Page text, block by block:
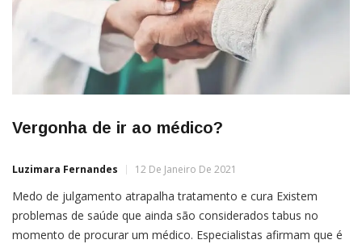
Vergonha de ir ao médico?
Luzimara Fernandes 12 De Janeiro De 2021
Medo de julgamento atrapalha tratamento e cura Existem
problemas de saúde que ainda são considerados tabus no
momento de procurar um médico. Especialistas afirmam que é